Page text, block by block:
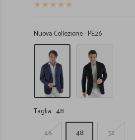
Nuova Collezione - PE26
Giacca
Jacket
Lana
Washed
Blu
BOGLIOLI
Giacca
Jersey
di
Lana
Taglia: 48
46
48 52